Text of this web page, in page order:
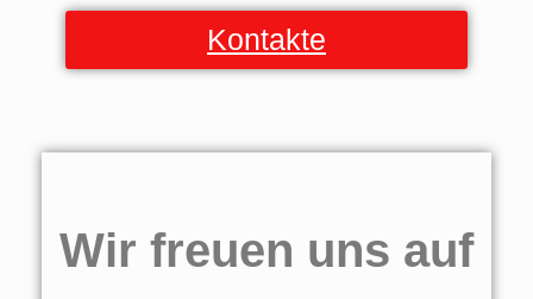
Kontakte
Wir freuen uns auf